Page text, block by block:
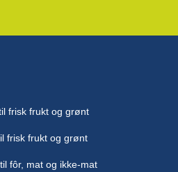
frisk frukt og grønt
frisk frukt og grønt
fôr, mat og ikke-mat